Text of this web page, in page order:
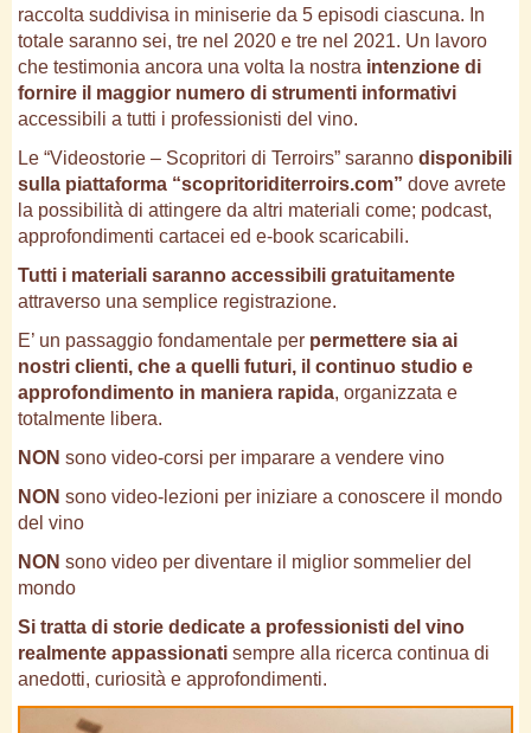
raccolta suddivisa in miniserie da 5 episodi ciascuna. In
totale saranno sei, tre nel 2020 e tre nel 2021. Un lavoro
che testimonia ancora una volta la nostra intenzione di
fornire il maggior numero di strumenti informativi
accessibili a tutti i professionisti del vino.
Le “Videostorie – Scopritori di Terroirs” saranno disponibili
sulla piattaforma “scopritoriditerroirs.com” dove avrete
la possibilità di attingere da altri materiali come; podcast,
approfondimenti cartacei ed e-book scaricabili.
Tutti i materiali saranno accessibili gratuitamente
attraverso una semplice registrazione.
E’ un passaggio fondamentale per permettere sia ai
nostri clienti, che a quelli futuri, il continuo studio e
approfondimento in maniera rapida, organizzata e
totalmente libera.
NON sono video-corsi per imparare a vendere vino
NON sono video-lezioni per iniziare a conoscere il mondo
del vino
NON sono video per diventare il miglior sommelier del
mondo
Si tratta di storie dedicate a professionisti del vino
realmente appassionati sempre alla ricerca continua di
anedotti, curiosità e approfondimenti.